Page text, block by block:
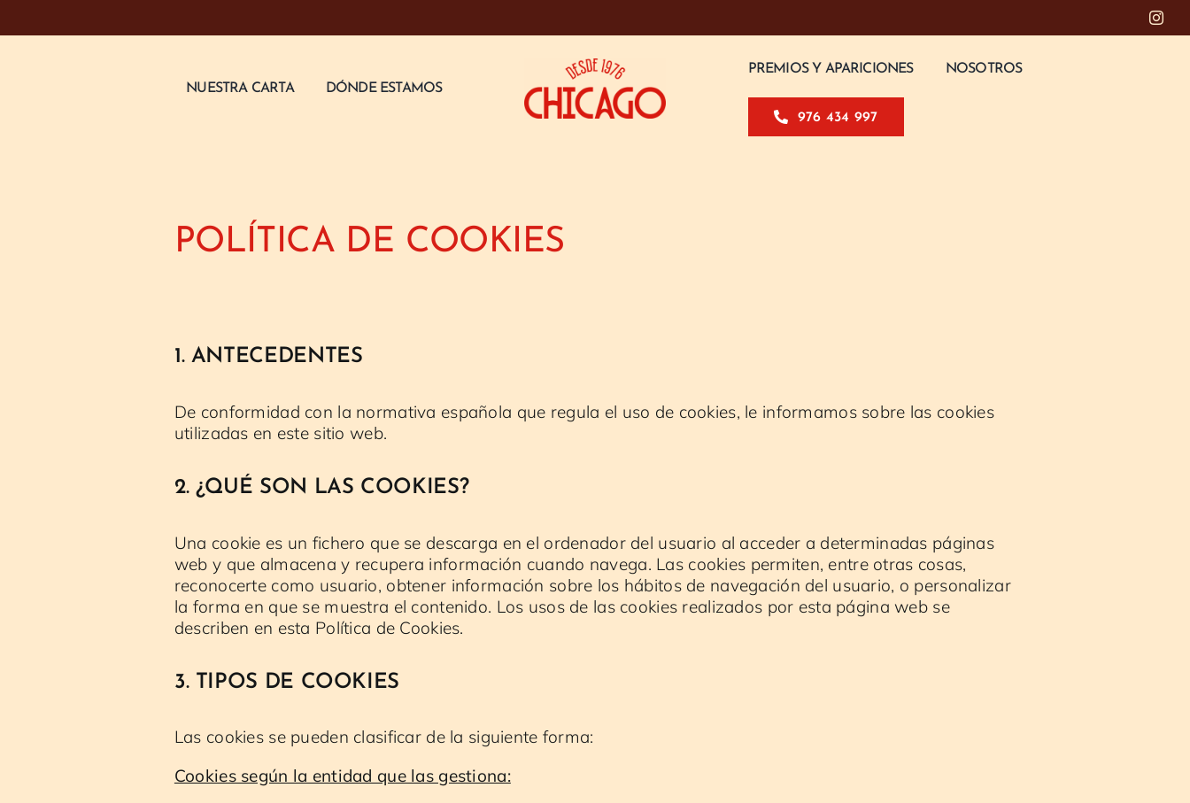
to
NUESTRA CARTA DÓNDE ESTAMOS
PREMIOS Y APARICIONES NOSOTROS
976 434 997
POLÍTICA DE COOKIES
1. ANTECEDENTES
De conformidad con la normativa española que regula el uso de cookies, le informamos sobre las cookies
utilizadas en este sitio web.
2. ¿QUÉ SON LAS COOKIES?
Una cookie es un fichero que se descarga en el ordenador del usuario al acceder a determinadas páginas
web y que almacena y recupera información cuando navega. Las cookies permiten, entre otras cosas,
reconocerte como usuario, obtener información sobre los hábitos de navegación del usuario, o personalizar
la forma en que se muestra el contenido. Los usos de las cookies realizados por esta página web se
describen en esta Política de Cookies.
3. TIPOS DE COOKIES
Las cookies se pueden clasificar de la siguiente forma:
Cookies según la entidad que las gestiona: